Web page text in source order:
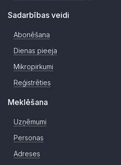
Sadarbības veidi
Abonēšana
Dienas pieeja
Mikropirkumi
Reģistrēties
Meklēšana
Uzņēmumi
Personas
Adreses